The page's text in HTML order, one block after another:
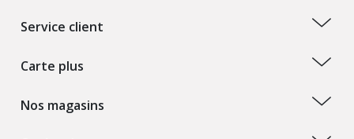
Service client
Carte plus
Nos magasins